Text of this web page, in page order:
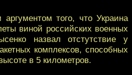
того, что Украина
виной российских военных
назвал отстутствие у
комплексов, способных
в 5 километров.